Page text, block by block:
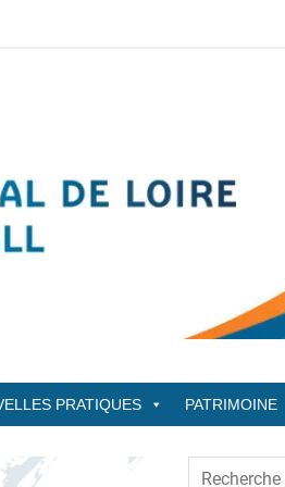
PRATIQUES PATRIMOINE